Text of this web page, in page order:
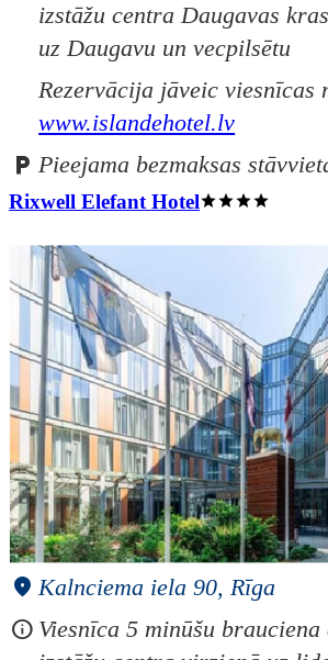
izstāžu centra Daugavas
uz Daugavu un vecpilsētu
Rezervācija jāveic viesnīcas
www.islandehotel.lv
Pieejama bezmaksas
Rixwell Elefant Hotel
Kalnciema iela 90, Rīga
Viesnīca 5 minūšu